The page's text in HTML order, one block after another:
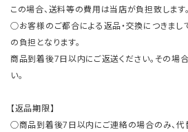
この場合、送料等の費用は当店が負担致します。
○お客様のご都合による返品・交換につきまし
の負担となります。
商品到着後7日以内にご返送ください。その場
い。
【返品期限】
○商品到着後7日以内にご連絡の場合のみ、代